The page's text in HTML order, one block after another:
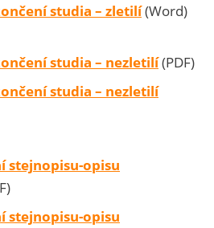
studia – zletilí(Word)
studia – nezletilí(PDF)
studia – nezletilí
stejnopisu-opisu
stejnopisu-opisu